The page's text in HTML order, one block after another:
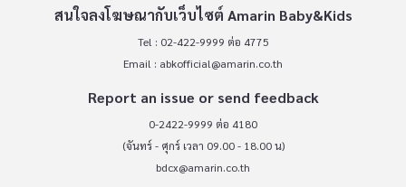
สนใจลงโฆษณากับเว็บไซต์ Amarin Baby&Kids
Tel : 02-422-9999 ต่อ 4775
Email : abkofficial@amarin.co.th
Report an issue or send feedback
0-2422-9999 ต่อ 4180
(จันทร์ - ศุกร์ เวลา 09.00 - 18.00 น)
bdcx@amarin.co.th